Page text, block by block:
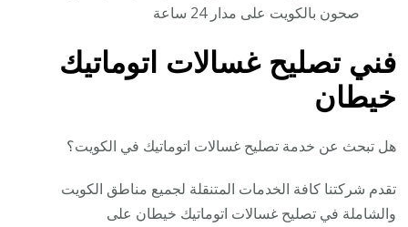
صحون بالكويت على مدار 24 ساعة
فني تصليح غسالات اتوماتيك
خيطان
هل تبحث عن خدمة تصليح غسالات اتوماتيك في الكويت؟
تقدم شركتنا كافة الخدمات المتنقلة لجميع مناطق الكويت
والشاملة في تصليح غسالات اتوماتيك خيطان على